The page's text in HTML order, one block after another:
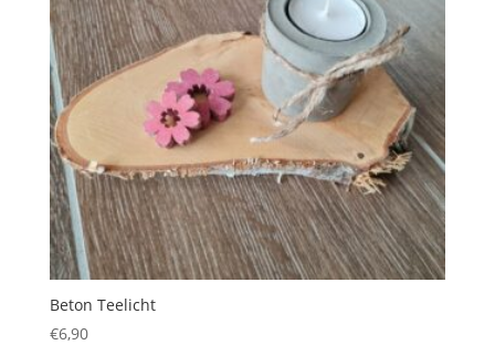
Beton Teelicht
€6,90